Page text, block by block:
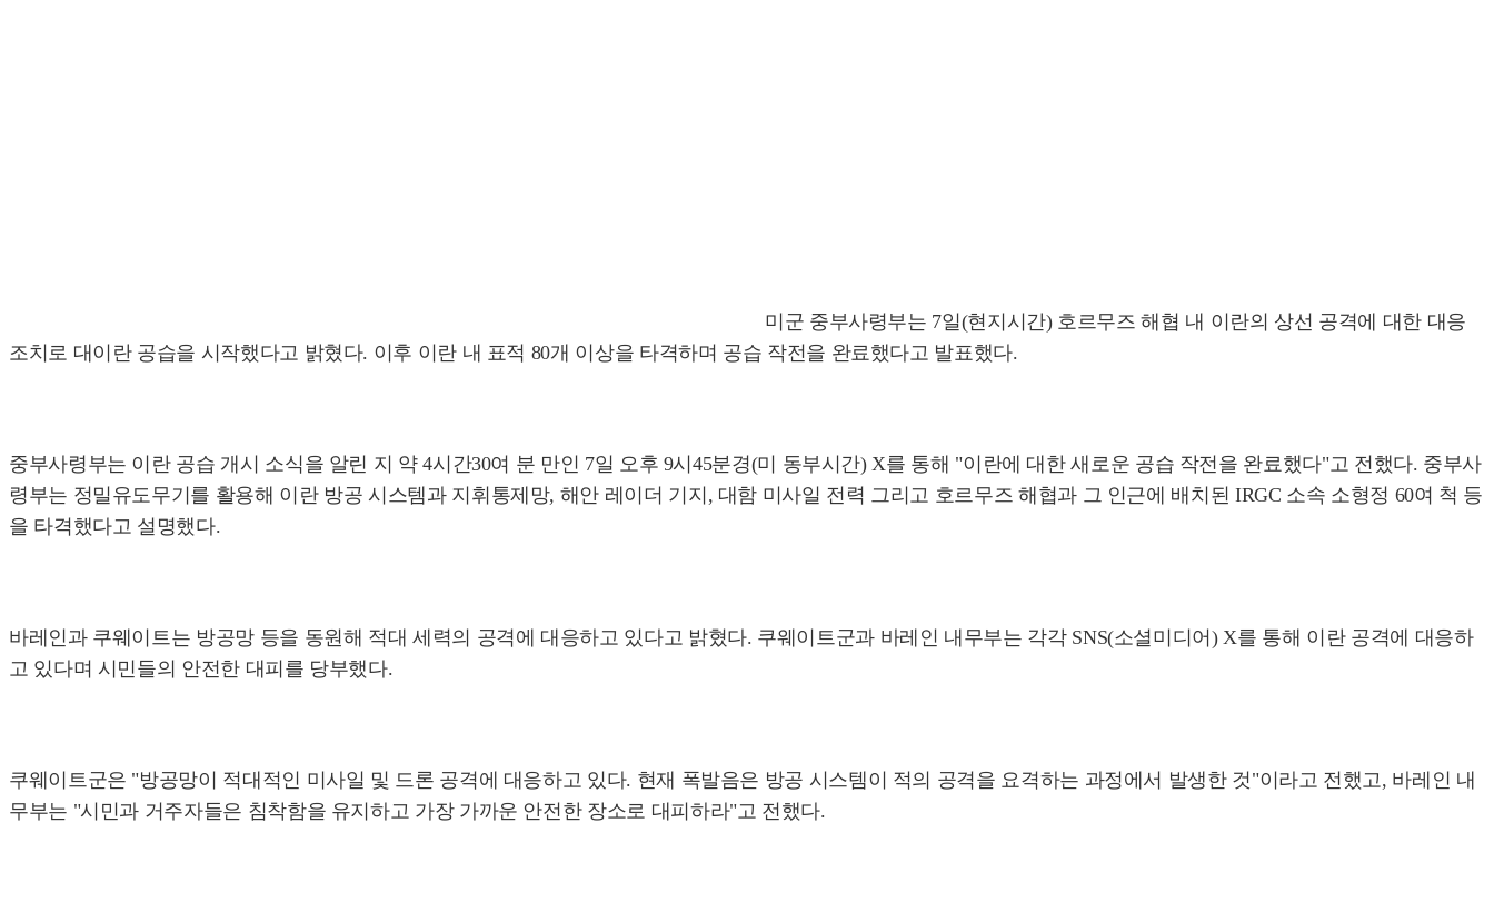
미군 중부사령부는 7일(현지시간) 호르무즈 해협 내 이란의 상선 공격에 대한 대응
조치로 대이란 공습을 시작했다고 밝혔다. 이후 이란 내 표적 80개 이상을 타격하며 공습 작전을 완료했다고 발표했다.
중부사령부는 이란 공습 개시 소식을 알린 지 약 4시간30여 분 만인 7일 오후 9시45분경(미 동부시간) X를 통해 "이란에 대한 새로운 공습 작전을 완료했다"고 전했다. 중부사
령부는 정밀유도무기를 활용해 이란 방공 시스템과 지휘통제망, 해안 레이더 기지, 대함 미사일 전력 그리고 호르무즈 해협과 그 인근에 배치된 IRGC 소속 소형정 60여 척 등
을 타격했다고 설명했다.
바레인과 쿠웨이트는 방공망 등을 동원해 적대 세력의 공격에 대응하고 있다고 밝혔다. 쿠웨이트군과 바레인 내무부는 각각 SNS(소셜미디어) X를 통해 이란 공격에 대응하
고 있다며 시민들의 안전한 대피를 당부했다.
쿠웨이트군은 "방공망이 적대적인 미사일 및 드론 공격에 대응하고 있다. 현재 폭발음은 방공 시스템이 적의 공격을 요격하는 과정에서 발생한 것"이라고 전했고, 바레인 내
무부는 "시민과 거주자들은 침착함을 유지하고 가장 가까운 안전한 장소로 대피하라"고 전했다.